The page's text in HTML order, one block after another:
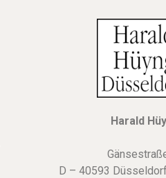
Harald
D – 40593